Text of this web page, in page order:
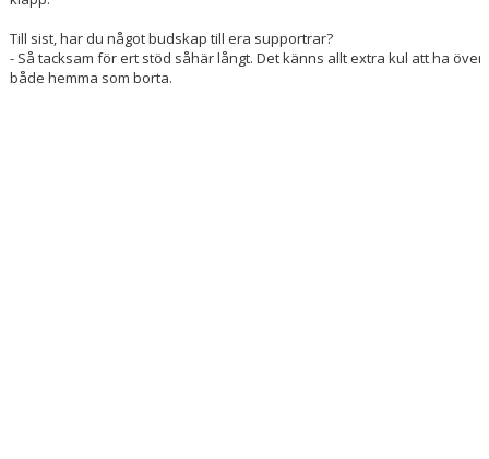
Till sist, har du något budskap till era supportrar?
- Så tacksam för ert stöd såhär långt. Det känns allt extra kul att ha
både hemma som borta.